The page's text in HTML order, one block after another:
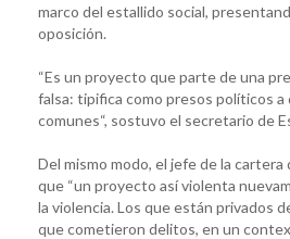
marco del estallido social,
oposición.
“Es un proyecto que parte de una
falsa: tipifica como presos políticos
comunes“, sostuvo el secretario de
Del mismo modo, el jefe de la
que “un proyecto así violenta
la violencia. Los que están privados
que cometieron delitos, en un